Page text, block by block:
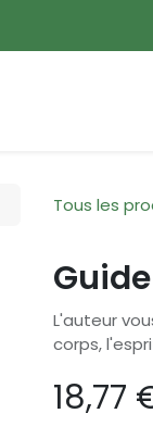
Tous les
L'auteur
corps,
18,77